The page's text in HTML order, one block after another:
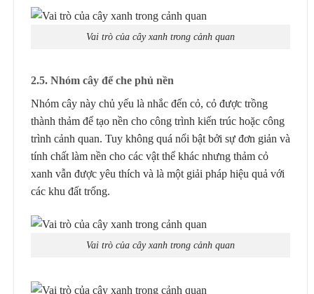
Vai trò của cây xanh trong cảnh quan
2.5. Nhóm cây để che phủ nền
Nhóm cây này chủ yếu là nhắc đến cỏ, cỏ được trồng
thành thảm để tạo nền cho công trình kiến trúc hoặc công
trình cảnh quan. Tuy không quá nổi bật bởi sự đơn giản và
tính chất làm nền cho các vật thể khác nhưng thảm cỏ
xanh vẫn được yêu thích và là một giải pháp hiệu quả với
các khu đất trống.
Vai trò của cây xanh trong cảnh quan